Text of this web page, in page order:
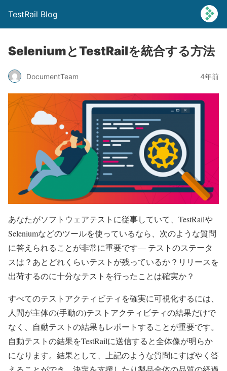
TestRail Blog
SeleniumとTestRailを統合する方法
DocumentTeam 4年前
あなたがソフトウェアテストに従事していて、TestRailや
Seleniumなどのツールを使っているなら、次のような質問
に答えられることが非常に重要です― テストのステータ
スは？あとどれくらいテストが残っているか？リリースを
出荷するのに十分なテストを行ったことは確実か？
すべてのテストアクティビティを確実に可視化するには、
人間が主体の(手動の)テストアクティビティの結果だけで
なく、自動テストの結果もレポートすることが重要です。
自動テストの結果をTestRailに送信すると全体像が明らか
になります。結果として、上記のような質問にすばやく答